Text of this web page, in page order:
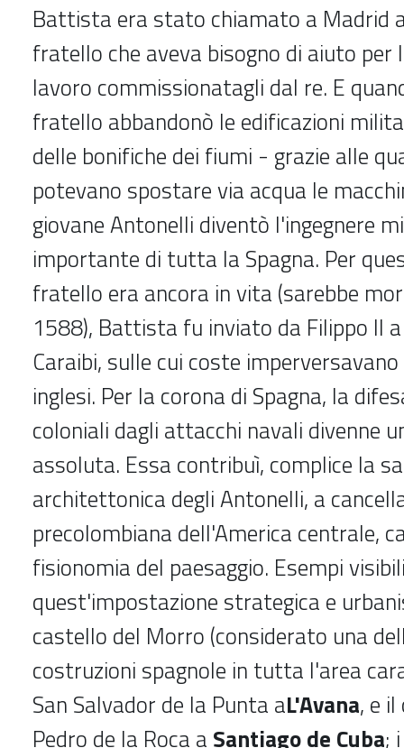
Battista era stato chiamato a Madrid
fratello che aveva bisogno di aiuto per
lavoro commissionatagli dal re. E
fratello abbandonò le edificazioni
delle bonifiche dei fiumi - grazie alle
potevano spostare via acqua le
giovane Antonelli diventò l'ingegnere
importante di tutta la Spagna. Per
fratello era ancora in vita (sarebbe
1588), Battista fu inviato da Filippo II
Caraibi, sulle cui coste
inglesi. Per la corona di Spagna, la
coloniali dagli attacchi navali divenne
assoluta. Essa contribuì, complice la
architettonica degli Antonelli, a
precolombiana dell'America centrale,
fisionomia del paesaggio. Esempi
quest'impostazione strategica e
castello del Morro (considerato una
costruzioni spagnole in tutta l'area
San Salvador de la Punta aL'Avana, e
Pedro de la Roca a Santiago de Cuba;